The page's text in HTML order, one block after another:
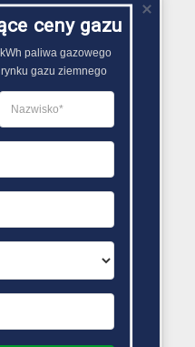
GAZU
ceny gazu
paliwa gazowego
gazu ziemnego